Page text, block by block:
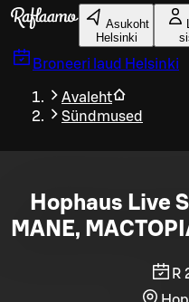
Liigu peamise sisu juurde
Asukoht
Helsinki
Broneeri laud Helsinki
Avaleht
Sündmused
Hophaus Live
MANE,
R